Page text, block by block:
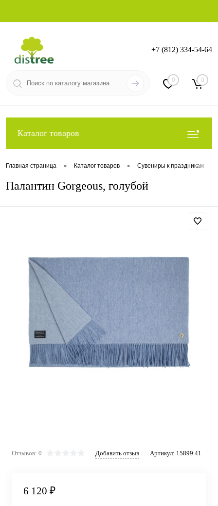
Вход Регистрация
+7 (812) 334-54-64
0 0
Каталог товаров
Главная страница • Каталог товаров • Сувениры к праздникам
Палантин Gorgeous, голубой
Отзывов: 0 Добавить отзыв Артикул: 15899.41
6 120 ₽